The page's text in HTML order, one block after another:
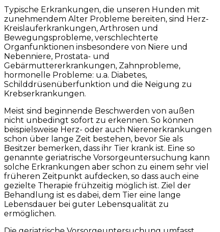
Typische Erkrankungen, die unseren Hunden mit
zunehmendem Alter Probleme bereiten, sind Herz-
Kreislauferkrankungen, Arthrosen und
Bewegungsprobleme, verschlechterte
Organfunktionen insbesondere von Niere und
Nebenniere, Prostata- und
Gebärmuttererkrankungen, Zahnprobleme,
hormonelle Probleme: u.a. Diabetes,
Schilddrüsenüberfunktion und die Neigung zu
Krebserkrankungen.
Meist sind beginnende Beschwerden von außen
nicht unbedingt sofort zu erkennen. So können
beispielsweise Herz- oder auch Nierenerkrankungen
schon über lange Zeit bestehen, bevor Sie als
Besitzer bemerken, dass ihr Tier krank ist. Eine so
genannte geriatrische Vorsorgeuntersuchung kann
solche Erkrankungen aber schon zu einem sehr viel
früheren Zeitpunkt aufdecken, so dass auch eine
gezielte Therapie frühzeitig möglich ist. Ziel der
Behandlung ist es dabei, dem Tier eine lange
Lebensdauer bei guter Lebensqualität zu
ermöglichen.